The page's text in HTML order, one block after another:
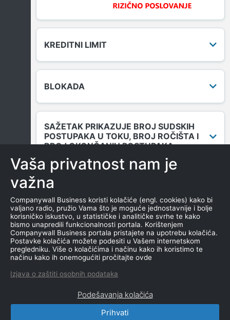
KREDITNI LIMIT
BLOKADA
SAŽETAK PRIKAZUJE BROJ SUDSKIH
POSTUPAKA U TOKU, BROJ ROČIŠTA I
BROJ OKONČANIH POSTUPAKA.
DUGOVANJA
MENICE I ZALOGE
NEKRETNINE U VLASNIŠTVU
CompanyWall Business © 2026
Vaša privatnost nam je
važna
Companywall Business koristi kolačiće (engl. cookies) kako bi
valjano radio, pružio Vama što je moguće jednostavnije i bolje
korisničko iskustvo, u statističke i analitičke svrhe te kako
bismo unapredili funkcionalnosti portala. Korištenjem
Companywall Business portala pristajete na upotrebu kolačića.
Postavke kolačića možete podesiti u Vašem internetskom
pregledniku. Više o kolačićima i načinu kako ih koristimo te
načinu kako ih onemogućiti pročitajte ovde
Izjava o zaštiti osobnih podataka
Podešavanja kolačića
Prihvati